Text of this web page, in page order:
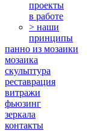
проекты
в работе
> наши
принципы
панно из мозаики
мозаика
скульптура
реставрация
витражи
фьюзинг
зеркала
контакты